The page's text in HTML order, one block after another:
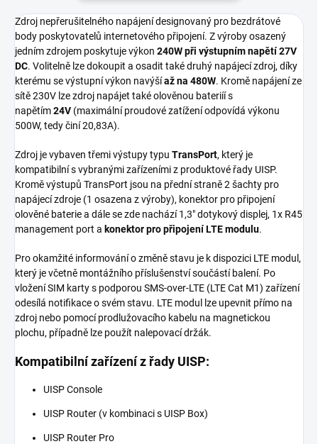
Zdroj nepřerušitelného napájení designovaný pro bezdrátové
body poskytovatelů internetového připojení. Z výroby osazený
jedním zdrojem poskytuje výkon 240W při výstupním napětí 27V
DC. Volitelně lze dokoupit a osadit také druhý napájecí zdroj, díky
kterému se výstupní výkon navýšíaž na 480W. Kromě napájení ze
sítě 230V lze zdroj napájet také olověnou bateriíí s
napětím24V (maximální proudové zatížení odpovídá výkonu
500W, tedy činí 20,83A).
Zdroj je vybaven třemi výstupy typu TransPort, který je
kompatibilní s vybranými zařízeními z produktové řady UISP.
Kromě výstupů TransPort jsou na přední straně 2 šachty pro
napájecí zdroje (1 osazena z výroby), konektor pro připojení
olověné baterie a dále se zde nachází 1,3" dotykový displej, 1x R45
management port a konektor pro připojení LTE modulu.
Pro okamžité informování o změně stavu je k dispozici LTE modul,
který je včetně montážního příslušenství součástí balení. Po
vložení SIM karty s podporou SMS-over-LTE (LTE Cat M1) zařízení
odesílá notifikace o svém stavu. LTE modul lze upevnit přímo na
zdroj nebo pomocí prodlužovacího kabelu na magnetickou
plochu, případně lze použít nalepovací držák.
Kompatibilní zařízení z řady UISP:
UISP Console
UISP Router (v kombinaci s UISP Box)
UISP Router Pro